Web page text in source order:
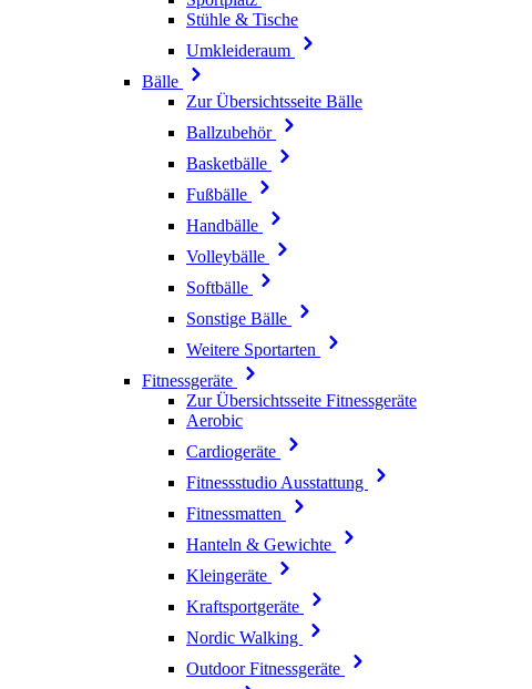
Stühle & Tische
Umkleideraum
Bälle
Zur Übersichtsseite Bälle
Ballzubehör
Basketbälle
Fußbälle
Handbälle
Volleybälle
Softbälle
Sonstige Bälle
Weitere Sportarten
Fitnessgeräte
Zur Übersichtsseite Fitnessgeräte
Aerobic
Cardiogeräte
Fitnessstudio Ausstattung
Fitnessmatten
Hanteln & Gewichte
Kleingeräte
Kraftsportgeräte
Nordic Walking
Outdoor Fitnessgeräte